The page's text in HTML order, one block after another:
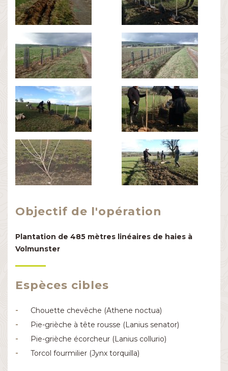
Objectif de l'opération
Plantation de 485 mètres linéaires de haies à
Volmunster
Espèces cibles
Chouette chevêche (Athene noctua)
Pie-grièche à tête rousse (Lanius senator)
Pie-grièche écorcheur (Lanius collurio)
Torcol fourmilier (Jynx torquilla)